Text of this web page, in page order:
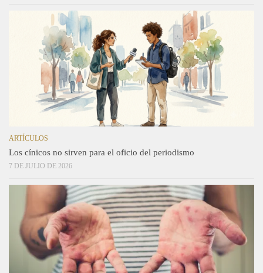
ARTÍCULOS
Los cínicos no sirven para el oficio del periodismo
7 DE JULIO DE 2026